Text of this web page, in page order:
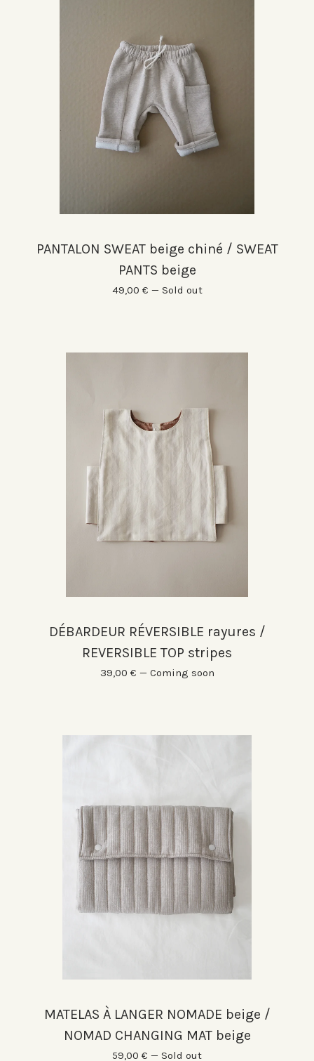
PANTALON SWEAT beige chiné / SWEAT
PANTS beige
49,00 € — Sold out
DÉBARDEUR RÉVERSIBLE rayures /
REVERSIBLE TOP stripes
39,00 € — Coming soon
MATELAS À LANGER NOMADE beige /
NOMAD CHANGING MAT beige
59,00 € — Sold out